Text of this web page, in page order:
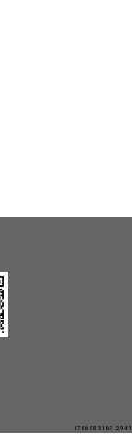
1786083167.2941